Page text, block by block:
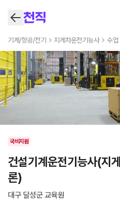
기계/항공/전기 지게차운전기능사 수업
국비지원
건설기계운전기능사(지
론)
대구 달성군 교육원